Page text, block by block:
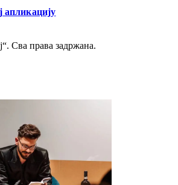
апликацију
Сва права задржана.